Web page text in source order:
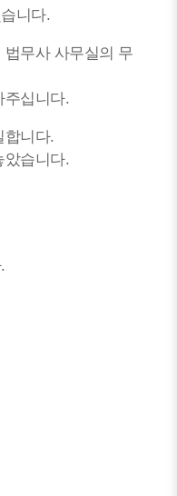
니다.
무사 사무실의 무
주십니다.
합니다.
았습니다.